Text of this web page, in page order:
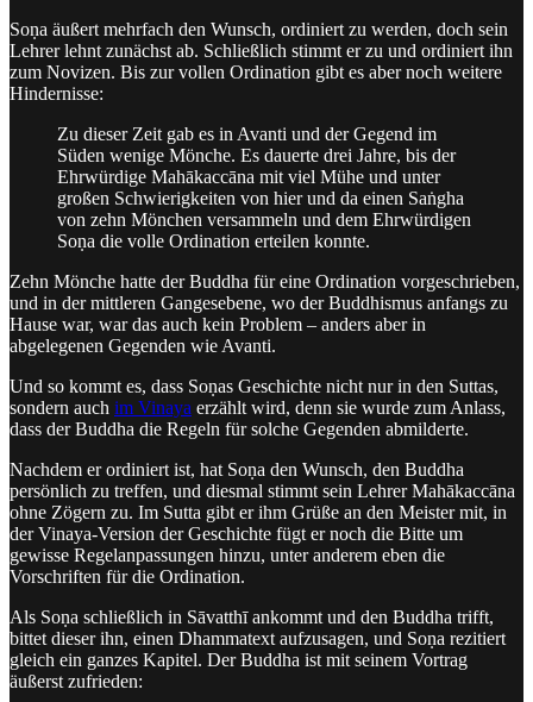
Soṇa äußert mehrfach den Wunsch, ordiniert zu werden, doch sein
Lehrer lehnt zunächst ab. Schließlich stimmt er zu und ordiniert ihn
zum Novizen. Bis zur vollen Ordination gibt es aber noch weitere
Hindernisse:
Zu dieser Zeit gab es in Avanti und der Gegend im
Süden wenige Mönche. Es dauerte drei Jahre, bis der
Ehrwürdige Mahākaccāna mit viel Mühe und unter
großen Schwierigkeiten von hier und da einen Saṅgha
von zehn Mönchen versammeln und dem Ehrwürdigen
Soṇa die volle Ordination erteilen konnte.
Zehn Mönche hatte der Buddha für eine Ordination vorgeschrieben,
und in der mittleren Gangesebene, wo der Buddhismus anfangs zu
Hause war, war das auch kein Problem – anders aber in
abgelegenen Gegenden wie Avanti.
Und so kommt es, dass Soṇas Geschichte nicht nur in den Suttas,
sondern auch im Vinaya erzählt wird, denn sie wurde zum Anlass,
dass der Buddha die Regeln für solche Gegenden abmilderte.
Nachdem er ordiniert ist, hat Soṇa den Wunsch, den Buddha
persönlich zu treffen, und diesmal stimmt sein Lehrer Mahākaccāna
ohne Zögern zu. Im Sutta gibt er ihm Grüße an den Meister mit, in
der Vinaya-Version der Geschichte fügt er noch die Bitte um
gewisse Regelanpassungen hinzu, unter anderem eben die
Vorschriften für die Ordination.
Als Soṇa schließlich in Sāvatthī ankommt und den Buddha trifft,
bittet dieser ihn, einen Dhammatext aufzusagen, und Soṇa rezitiert
gleich ein ganzes Kapitel. Der Buddha ist mit seinem Vortrag
äußerst zufrieden: